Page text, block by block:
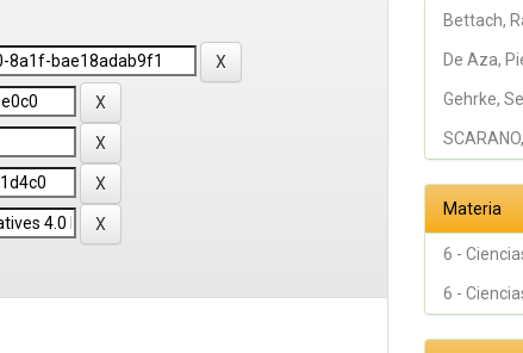
Bettach,
De Aza,
Gehrke,
Materia
6 -
6 -